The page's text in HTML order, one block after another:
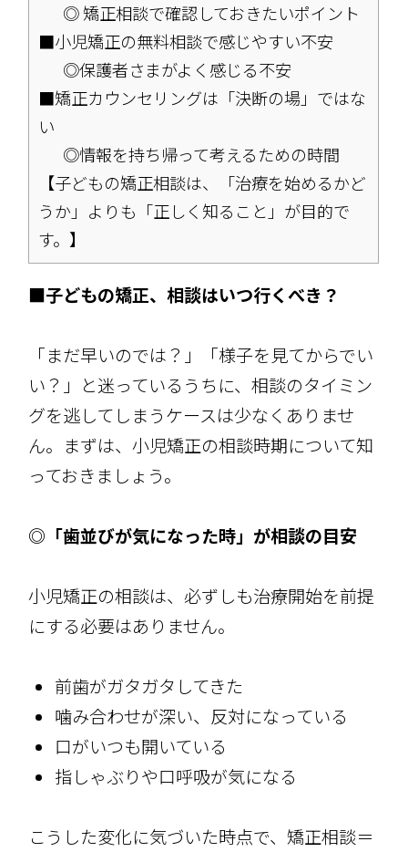
◎ 矯正相談で確認しておきたいポイント
■小児矯正の無料相談で感じやすい不安
◎保護者さまがよく感じる不安
■矯正カウンセリングは「決断の場」ではな
い
◎情報を持ち帰って考えるための時間
【子どもの矯正相談は、「治療を始めるかど
うか」よりも「正しく知ること」が目的で
す。】
■子どもの矯正、相談はいつ行くべき？
「まだ早いのでは？」「様子を見てからでい
い？」と迷っているうちに、相談のタイミン
グを逃してしまうケースは少なくありませ
ん。まずは、小児矯正の相談時期について知
っておきましょう。
◎「歯並びが気になった時」が相談の目安
小児矯正の相談は、必ずしも治療開始を前提
にする必要はありません。
前歯がガタガタしてきた
噛み合わせが深い、反対になっている
口がいつも開いている
指しゃぶりや口呼吸が気になる
こうした変化に気づいた時点で、矯正相談＝